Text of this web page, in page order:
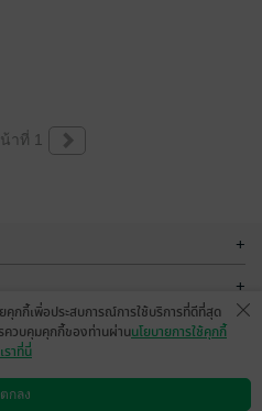
าที่ 1
+
+
ติดต่อเรา
คุกกี้เพื่อประสบการณ์การใช้บริการที่ดีที่สุด
ควบคุมคุกกี้ของท่านผ่านนโยบายการใช้คุกกี้
ราที่นี่
ตกลง